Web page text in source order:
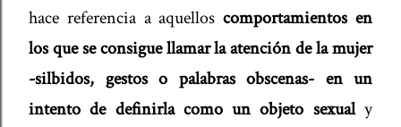
hace referencia a aquelloscomportamientos en
los que se consigue llamar la atención de la mujer
-silbidos, gestos o palabras obscenas- en un
intento de definirla como un objeto sexual y